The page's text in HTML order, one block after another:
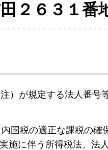
２６３１番
）が規定する法人番号
国税の適正な課税の
施に伴う所得税法、法